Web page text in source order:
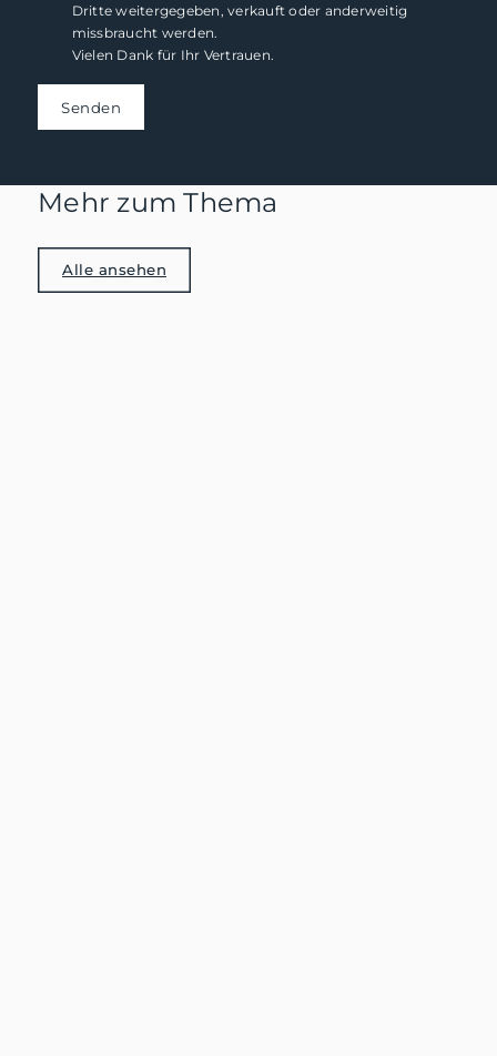
Dritte weitergegeben, verkauft oder anderweitig
missbraucht werden.
Vielen Dank für Ihr Vertrauen.
Senden
Mehr zum Thema
Alle ansehen